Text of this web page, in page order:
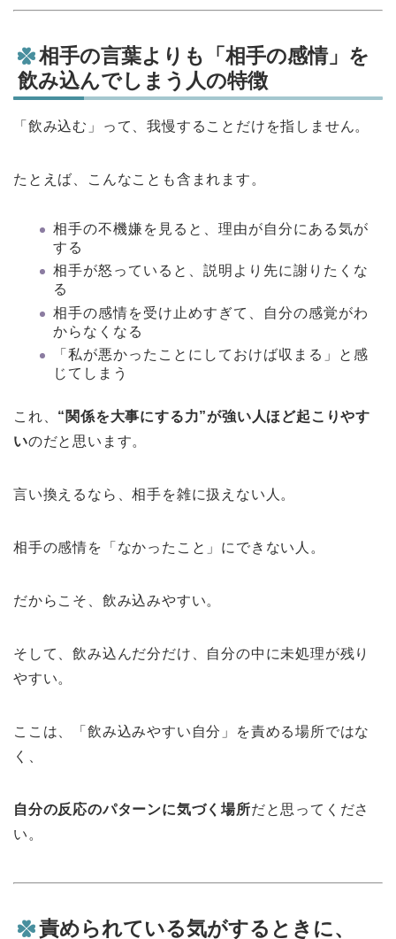
相手の言葉よりも「相手の感情」を
飲み込んでしまう人の特徴
「飲み込む」って、我慢することだけを指しません。
たとえば、こんなことも含まれます。
相手の不機嫌を見ると、理由が自分にある気が
する
相手が怒っていると、説明より先に謝りたくな
る
相手の感情を受け止めすぎて、自分の感覚がわ
からなくなる
「私が悪かったことにしておけば収まる」と感
じてしまう
これ、 “関係を大事にする力”が強い人ほど起こりやす
いのだと思います。
言い換えるなら、相手を雑に扱えない人。
相手の感情を「なかったこと」にできない人。
だからこそ、飲み込みやすい。
そして、飲み込んだ分だけ、自分の中に未処理が残り
やすい。
ここは、「飲み込みやすい自分」を責める場所ではな
く、
自分の反応のパターンに気づく場所だと思ってくださ
い。
責められている気がするときに、